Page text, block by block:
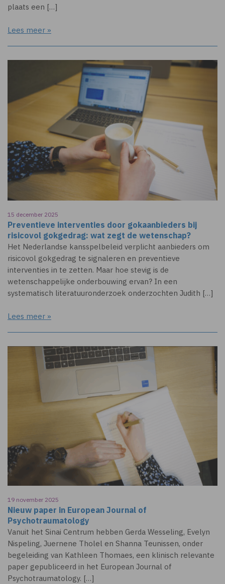
plaats een […]
Lees meer »
15 december 2025
Preventieve interventies door gokaanbieders bij
risicovol gokgedrag: wat zegt de wetenschap?
Het Nederlandse kansspelbeleid verplicht aanbieders om
risicovol gokgedrag te signaleren en preventieve
interventies in te zetten. Maar hoe stevig is de
wetenschappelijke onderbouwing ervan? In een
systematisch literatuuronderzoek onderzochten Judith […]
Lees meer »
19 november 2025
Nieuw paper in European Journal of
Psychotraumatology
Vanuit het Sinai Centrum hebben Gerda Wesseling, Evelyn
Nispeling, Juernene Tholel en Shanna Teunissen, onder
begeleiding van Kathleen Thomaes, een klinisch relevante
paper gepubliceerd in het European Journal of
Psychotraumatology. […]